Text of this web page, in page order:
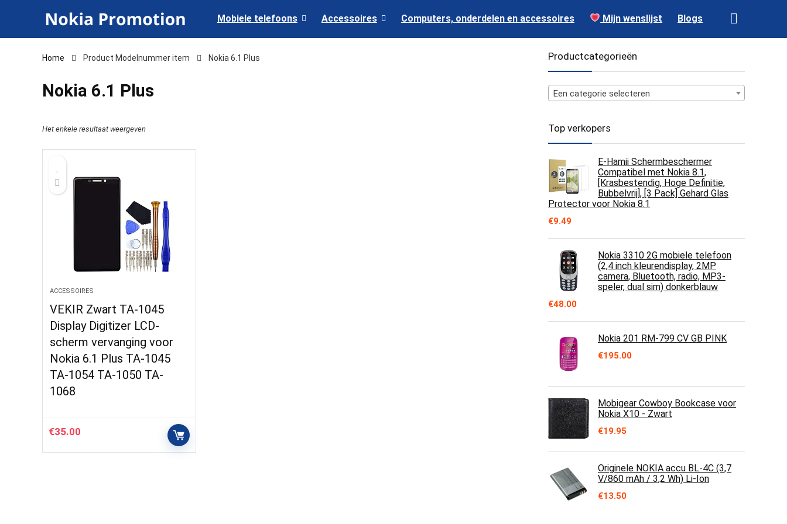
Mobiele telefoons Accessoires Computers, onderdelen en accessoires Mijn wenslijst Blogs
Home Product Modelnummer item ‎Nokia 6.1 Plus
‎Nokia 6.1 Plus
Het enkele resultaat weergeven
ACCESSOIRES
VEKIR Zwart TA-1045
Display Digitizer LCD-
scherm vervanging voor
Nokia 6.1 Plus TA-1045
TA-1054 TA-1050 TA-
1068
€35.00
Productcategorieën
Een categorie selecteren
Top verkopers
E-Hamii Schermbeschermer
Compatibel met Nokia 8.1,
[Krasbestendig, Hoge Definitie,
Bubbelvrij], [3 Pack] Gehard Glas
Protector voor Nokia 8.1
€9.49
Nokia 3310 2G mobiele telefoon
(2,4 inch kleurendisplay, 2MP
camera, Bluetooth, radio, MP3-
speler, dual sim) donkerblauw
€48.00
Nokia 201 RM-799 CV GB PINK
€195.00
Mobigear Cowboy Bookcase voor
Nokia X10 - Zwart
€19.95
Originele NOKIA accu BL-4C (3,7
V/860 mAh / 3,2 Wh) Li-Ion
€13.50